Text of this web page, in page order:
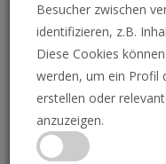
Warum die
von der
Besucher zwischen
identifizieren, z.B.
Diese Cookies
werden, um ein Profil
erstellen oder
anzuzeigen.